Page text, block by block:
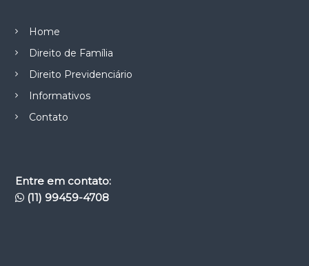
Home
Direito de Família
Direito Previdenciário
Informativos
Contato
Entre em contato:
(11) 99459-4708